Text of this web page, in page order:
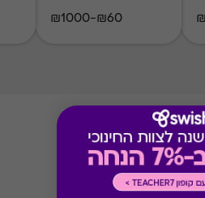
עלויות ו/או תוספות כספיות
העסק. לפני מימוש יש לברר
המימוש
₪60-₪1000